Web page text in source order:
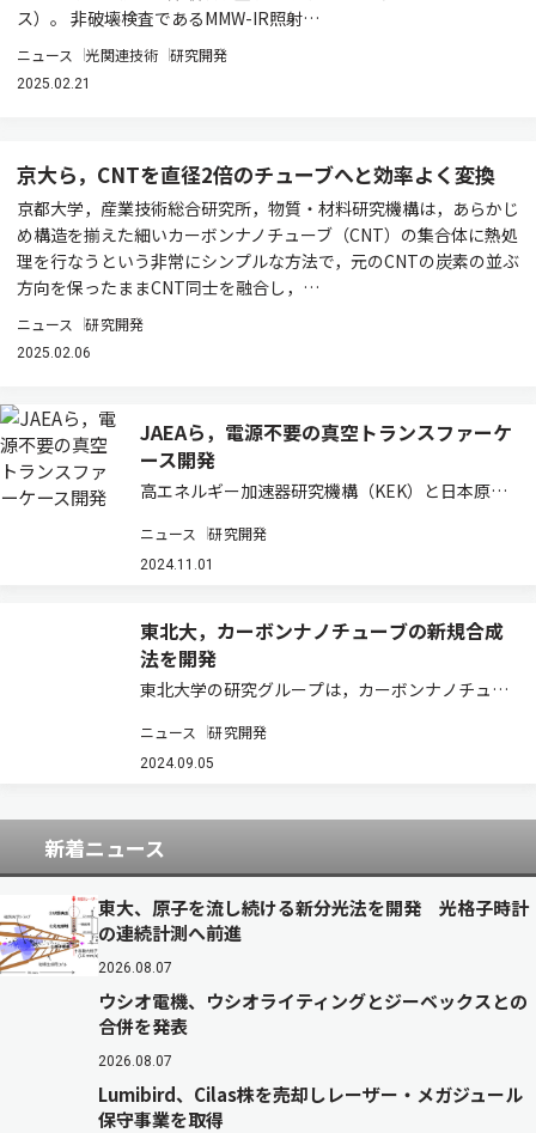
ス）。 非破壊検査であるMMW-IR照射…
ニュース 光関連技術 研究開発
2025.02.21
京大ら，CNTを直径2倍のチューブへと効率よく変換
京都大学，産業技術総合研究所，物質・材料研究機構は，あらかじ
め構造を揃えた細いカーボンナノチューブ（CNT）の集合体に熱処
理を行なうという非常にシンプルな方法で，元のCNTの炭素の並ぶ
方向を保ったままCNT同士を融合し，…
ニュース 研究開発
2025.02.06
JAEAら，電源不要の真空トランスファーケ
ース開発
高エネルギー加速器研究機構（KEK）と日本原子
強度陽子加速器施設）では，容器自体が真空を保
つ性能を持つ「超高真空ゲッターポンプ」の技術
ニュース 研究開発
2024.11.01
東北大，カーボンナノチューブの新規合成
法を開発
東北大学の研究グループは，カーボンナノチュー
（ニュースリリース）。 CNTsはグラフェンシー
トが円筒状に丸まった構造を持ち，次世代半導体
ニュース 研究開発
2024.09.05
新着ニュース
東大、原子を流し続ける新分光法を開発 光格子時計
の連続計測へ前進
2026.08.07
ウシオ電機、ウシオライティングとジーベックスとの
合併を発表
2026.08.07
Lumibird、Cilas株を売却しレーザー・メガジュール
保守事業を取得